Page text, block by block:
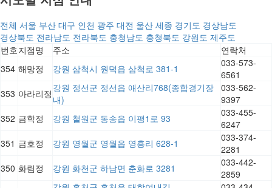
전체 서울 부산 대구 인천 광주 대전 울산 세종 경기도 경상남도
경상북도 전라남도 전라북도 충청남도 충청북도 강원도 제주도
번호지점명 주소
연락처
354 해망정 강원 삼척시 원덕읍 삼척로 381-1
033-573-
6561
353 아라리정 강원 정선군 정선읍 애산리768(종합경기장
내)
033-562-
9397
352 금학정 강원 철원군 동송읍 이평1로 93
033-455-
6247
351 금호정 강원 영월군 영월읍 영흥리 628-1
033-374-
2281
350 화림정 강원 화천군 하남면 춘화로 3281
033-442-
2859